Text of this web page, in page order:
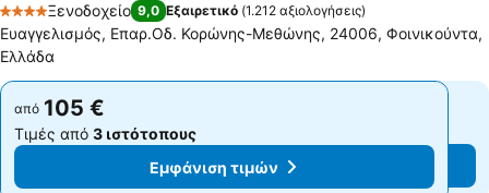
4 Αστέρια
Ξενοδοχείο 9,0 Εξαιρετικό (1.212 αξιολογήσεις)
Ευαγγελισμός, Επαρ.Οδ. Κορώνης-Μεθώνης, 24006, Φοινικούντα,
Ελλάδα
από 105 €
Τιμές από 3 ιστότοπους
Εμφάνιση τιμών
από 105 €
Τιμές από 3 ιστότοπους
Εμφάνιση τιμών